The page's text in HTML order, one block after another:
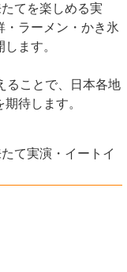
てを楽しめる実
・ラーメン・かき氷
ます。
ることで、日本各地
待します。
て実演・イートイ